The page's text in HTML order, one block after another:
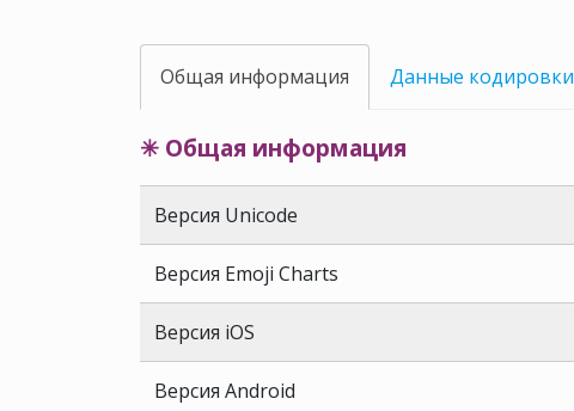
Общая информация Данные кодировки
✳ Общая информация
Версия Unicode
Версия Emoji Charts
Версия iOS
Версия Android